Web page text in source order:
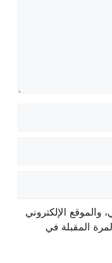
والموقع الإلكتروني
المقبلة في